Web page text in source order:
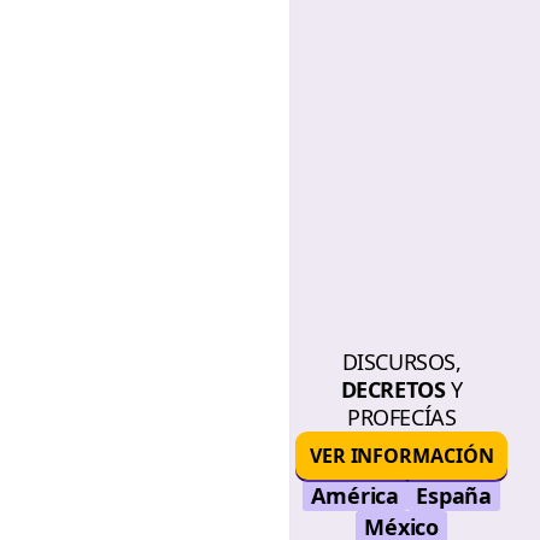
DISCURSOS,
DECRETOSY
PROFECÍAS
VER INFORMACIÓN
América
España
México